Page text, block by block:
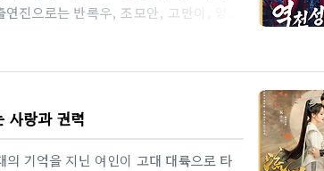
진으로는 반록우, 조모안, 고만이, 양자
백 년 수련 끝에 하늘로 승천하려던 한
천의 뇌력(雷劫之力)을 각성하고, 세 건
던 과거를 벗어나 강..
사랑과 권력
의 기억을 지닌 여인이 고대 대륙으로 타